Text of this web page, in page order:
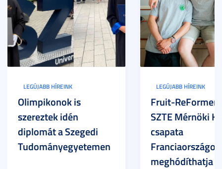
LEGÚJABB HÍREINK
Olimpikonok is
szereztek idén
diplomát a Szegedi
Tudományegyetemen
LEGÚJABB HÍREINK
Fruit-
SZTE Mérnöki
csapata
Franciaországot
meghódíthatja